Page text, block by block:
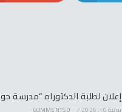
إعلان لطلبة الدكتوراه “مدرسة حول